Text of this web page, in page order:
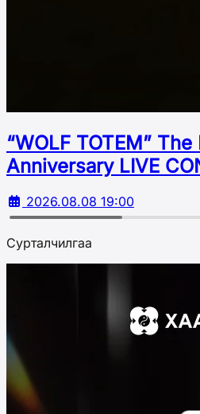
“WOLF TOTEM” The
Аnniversary LIVE
2026.08.08 19:00
Сурталчилгаа